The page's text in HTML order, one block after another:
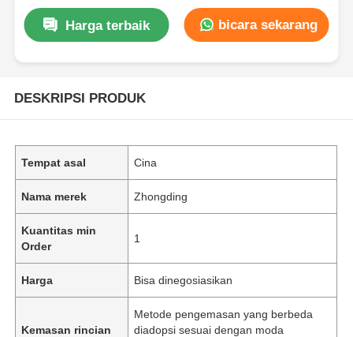
Harga terbaik bicara sekarang
DESKRIPSI PRODUK
Tempat asal Cina
Nama merek Zhongding
Kuantitas min
Order
1
Harga Bisa dinegosiasikan
Kemasan rincian
Metode pengemasan yang berbeda
diadopsi sesuai dengan moda